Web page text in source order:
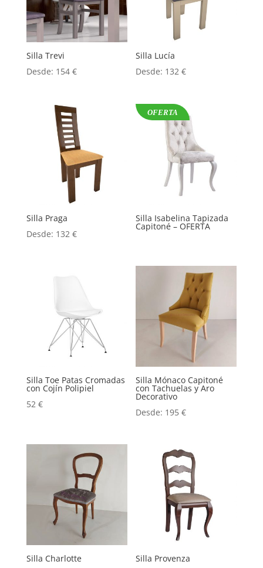
Silla Trevi
Desde: 154 €
Silla Lucía
Desde: 132€
Silla Praga
Desde: 132 €
OFERTA
Silla Isabelina Tapizada
Capitoné – OFERTA
Silla Toe Patas Cromadas
con Cojín Polipiel
52 €
Silla Mónaco Capitoné
con Tachuelas y Aro
Decorativo
Desde: 195€
Silla Charlotte
Silla Provenza